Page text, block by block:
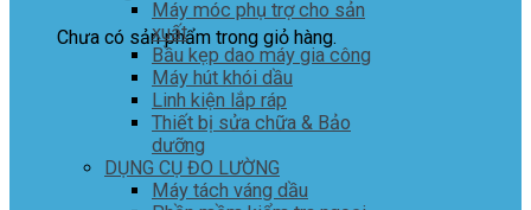
Chưa có sản phẩm trong giỏ hàng.
Máy móc phụ trợ cho sản
xuất
Bầu kẹp dao máy gia công
Máy hút khói dầu
Linh kiện lắp ráp
Thiết bị sửa chữa & Bảo
dưỡng
DỤNG CỤ ĐO LƯỜNG
Máy tách váng dầu